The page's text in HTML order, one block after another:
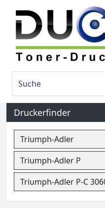
Druckerfinder